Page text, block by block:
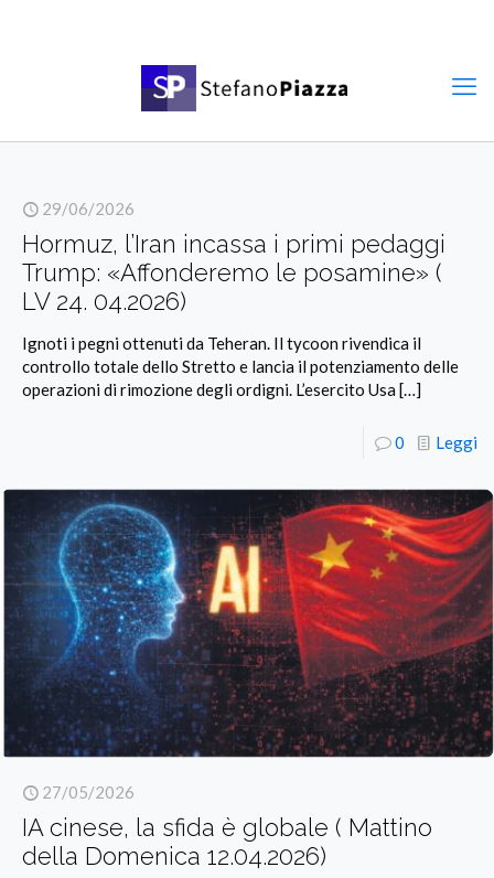
29/06/2026
Hormuz, l’Iran incassa i primi pedaggi
Trump: «Affonderemo le posamine» (
LV 24. 04.2026)
Ignoti i pegni ottenuti da Teheran. Il tycoon rivendica il
controllo totale dello Stretto e lancia il potenziamento delle
operazioni di rimozione degli ordigni. L’esercito Usa[…]
0 Leggi
27/05/2026
IA cinese, la sfida è globale ( Mattino
della Domenica 12.04.2026)